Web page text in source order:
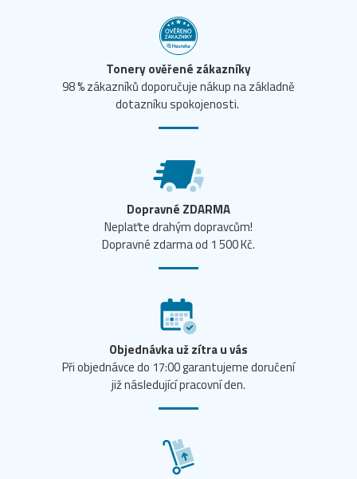
Tonery ověřené zákazníky
98 % zákazníků doporučuje nákup na základně
dotazníku spokojenosti.
Dopravné ZDARMA
Neplaťte drahým dopravcům!
Dopravné zdarma od 1 500 Kč.
Objednávka už zítra u vás
Při objednávce do 17:00 garantujeme doručení
již následující pracovní den.